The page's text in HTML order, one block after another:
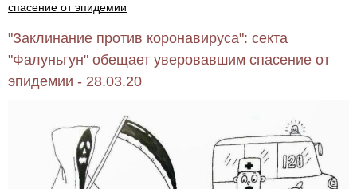
спасение от эпидемии
"Заклинание против коронавируса": секта
"Фалуньгун" обещает уверовавшим спасение от
эпидемии - 28.03.20